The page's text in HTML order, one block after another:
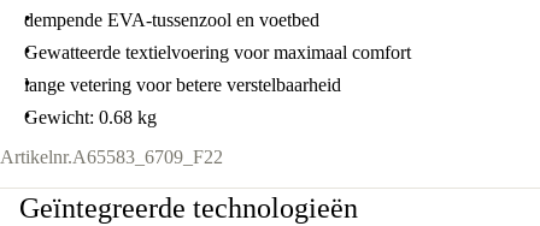
dempende EVA-tussenzool en voetbed
Gewatteerde textielvoering voor maximaal comfort
lange vetering voor betere verstelbaarheid
Gewicht: 0.68 kg
Artikelnr.A65583_6709_F22
Geïntegreerde technologieën